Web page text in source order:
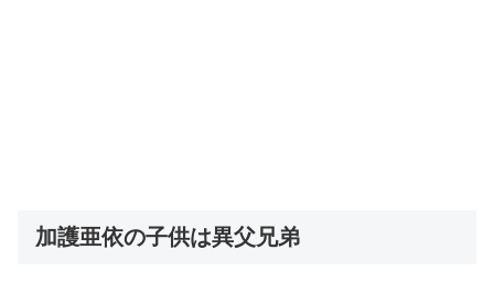
加護亜依の子供は異父兄弟